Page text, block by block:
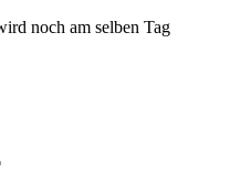
noch am selben Tag